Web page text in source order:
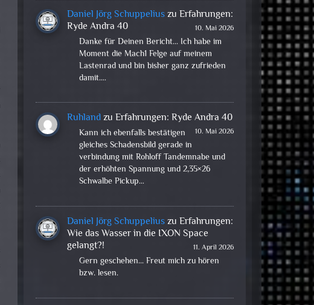
Daniel Jörg SchuppeliuszuErfahrungen:
Ryde Andra 40
10. Mai 2026
Danke für Deinen Bericht... Ich habe im
Moment die Mach1 Felge auf meinem
Lastenrad und bin bisher ganz zufrieden
damit.…
RuhlandzuErfahrungen: Ryde Andra 40
10. Mai 2026
Kann ich ebenfalls bestätigen
gleiches Schadensbild gerade in
verbindung mit Rohloff Tandemnabe und
der erhöhten Spannung und 2,35×26
Schwalbe Pickup…
Daniel Jörg SchuppeliuszuErfahrungen:
Wie das Wasser in die IXON Space
gelangt?!
11. April 2026
Gern geschehen... Freut mich zu hören
bzw. lesen.